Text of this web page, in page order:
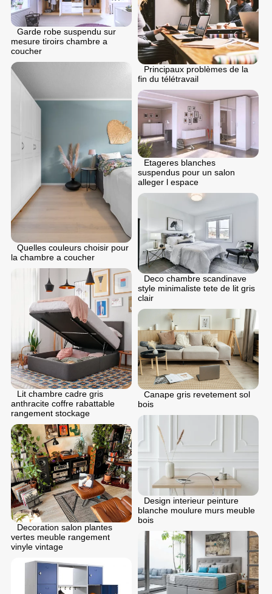
Garde robe suspendu sur
mesure tiroirs chambre a
coucher
Principaux problèmes de la
fin du télétravail
Quelles couleurs choisir pour
la chambre a coucher
Etageres blanches
suspendus pour un salon
alleger l espace
Deco chambre scandinave
style minimaliste tete de lit gris
clair
Lit chambre cadre gris
anthracite coffre rabattable
rangement stockage
Canape gris revetement sol
bois
Design interieur peinture
blanche moulure murs meuble
bois
Decoration salon plantes
vertes meuble rangement
vinyle vintage